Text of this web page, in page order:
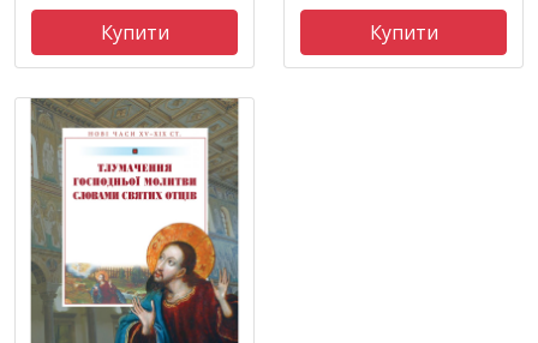
Купити
Купити